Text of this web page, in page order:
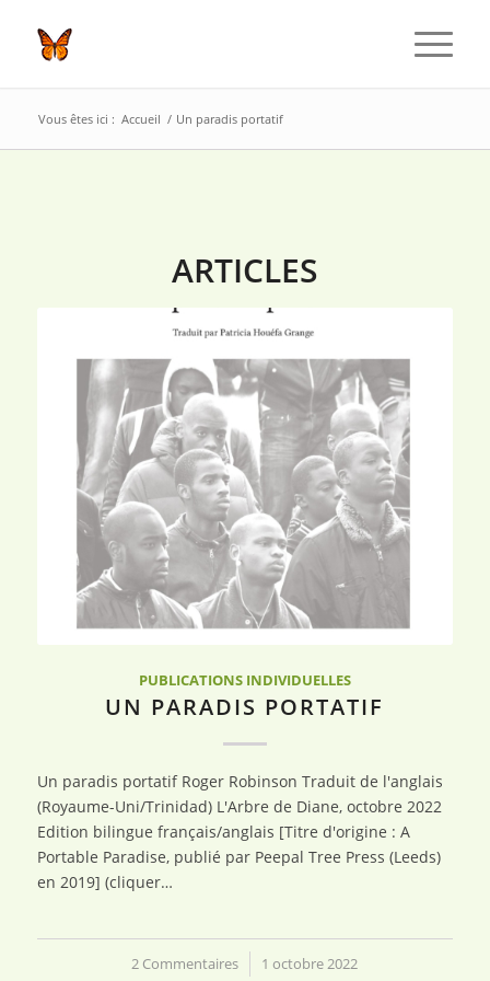
Vous êtes ici : Accueil / Un paradis portatif
ARTICLES
PUBLICATIONS INDIVIDUELLES
UN PARADIS PORTATIF
Un paradis portatif Roger Robinson Traduit de l'anglais
(Royaume-Uni/Trinidad) L'Arbre de Diane, octobre 2022
Edition bilingue français/anglais [Titre d'origine : A
Portable Paradise, publié par Peepal Tree Press (Leeds)
en 2019] (cliquer…
2 Commentaires
/ 1 octobre 2022